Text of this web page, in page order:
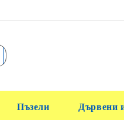
Пъзели Дървени